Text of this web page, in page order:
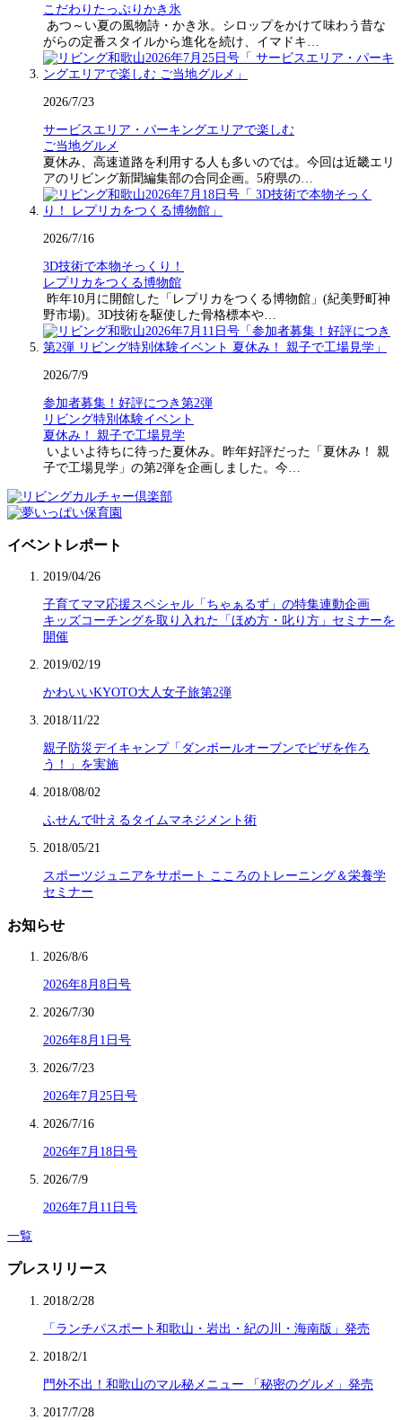
こだわりたっぷりかき氷
あつ～い夏の風物詩・かき氷。シロップをかけて味わう昔な
がらの定番スタイルから進化を続け、イマドキ…
2026/7/23
サービスエリア・パーキングエリアで楽しむ
ご当地グルメ
夏休み、高速道路を利用する人も多いのでは。今回は近畿エリ
アのリビング新聞編集部の合同企画。5府県の…
2026/7/16
3D技術で本物そっくり！
レプリカをつくる博物館
昨年10月に開館した「レプリカをつくる博物館」(紀美野町神
野市場)。3D技術を駆使した骨格標本や…
2026/7/9
参加者募集！好評につき第2弾
リビング特別体験イベント
夏休み！ 親子で工場見学
いよいよ待ちに待った夏休み。昨年好評だった「夏休み！ 親
子で工場見学」の第2弾を企画しました。今…
イベントレポート
2019/04/26
子育てママ応援スペシャル「ちゃぁるず」の特集連動企画
キッズコーチングを取り入れた「ほめ方・叱り方」セミナーを
開催
2019/02/19
かわいいKYOTO大人女子旅第2弾
2018/11/22
親子防災デイキャンプ「ダンボールオーブンでピザを作ろ
う！」を実施
2018/08/02
ふせんで叶えるタイムマネジメント術
2018/05/21
スポーツジュニアをサポート こころのトレーニング＆栄養学
セミナー
お知らせ
2026/8/6
2026年8月8日号
2026/7/30
2026年8月1日号
2026/7/23
2026年7月25日号
2026/7/16
2026年7月18日号
2026/7/9
2026年7月11日号
一覧
プレスリリース
2018/2/28
「ランチパスポート和歌山・岩出・紀の川・海南版」発売
2018/2/1
門外不出！和歌山のマル秘メニュー 「秘密のグルメ」発売
2017/7/28